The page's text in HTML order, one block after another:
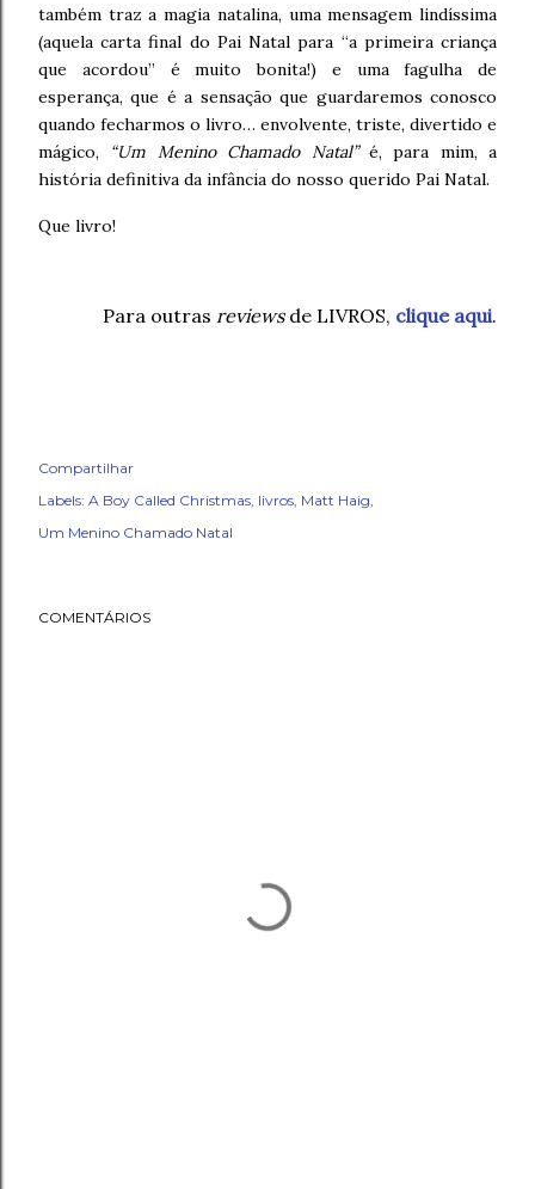
também traz a magia natalina, uma mensagem lindíssima
(aquela carta final do Pai Natal para “a primeira criança
que acordou” é muito bonita!) e uma fagulha de
esperança, que é a sensação que guardaremos conosco
quando fecharmos o livro… envolvente, triste, divertido e
mágico, “Um Menino Chamado Natal”é, para mim, a
história definitiva da infância do nosso querido Pai Natal.
Que livro!
Para outras reviewsde LIVROS, clique aqui.
Compartilhar
Labels: A Boy Called Christmas livros Matt Haig
Um Menino Chamado Natal
COMENTÁRIOS